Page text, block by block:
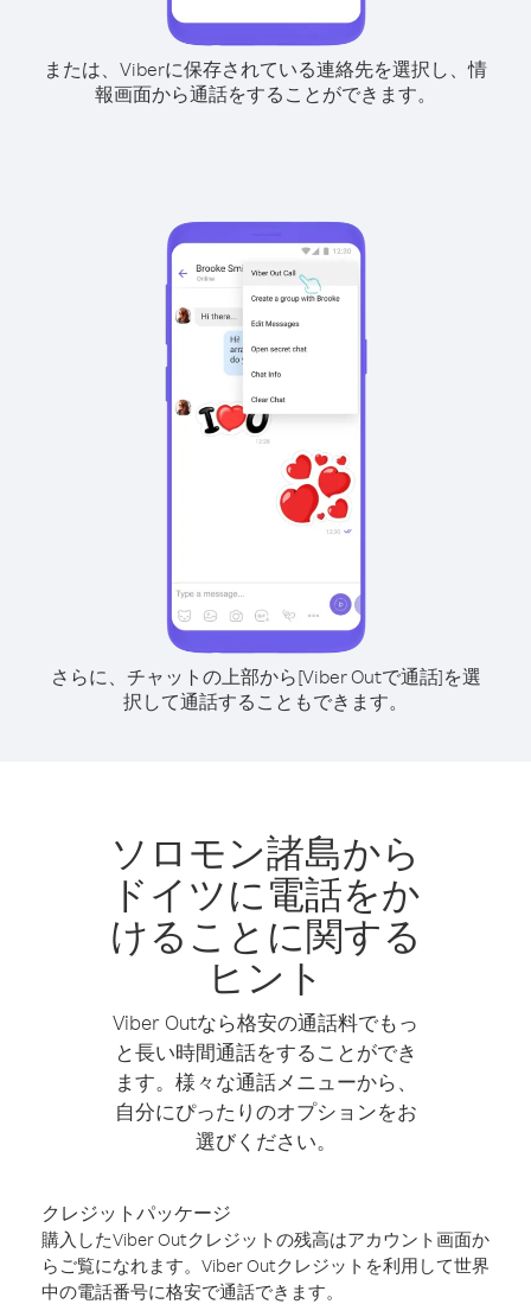
または、Viberに保存されている連絡先を選択し、情
報画面から通話をすることができます。
さらに、チャットの上部から[Viber Outで通話]を選
択して通話することもできます。
ソロモン諸島から
ドイツに電話をか
けることに関する
ヒント
Viber Outなら格安の通話料でもっ
と長い時間通話をすることができ
ます。様々な通話メニューから、
自分にぴったりのオプションをお
選びください。
クレジットパッケージ
購入したViber Outクレジットの残高はアカウント画面か
らご覧になれます。Viber Outクレジットを利用して世界
中の電話番号に格安で通話できます。